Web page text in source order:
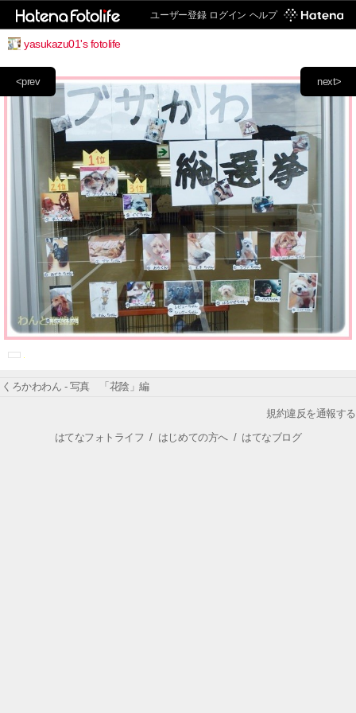
ユーザー登録 ログイン ヘルプ
yasukazu01's fotolife
next>
<prev
くろかわわん - 写真 「花陰」編
規約違反を通報する
はてなフォトライフ / はじめての方へ/ はてなブログ